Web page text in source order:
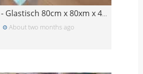
Couchtisch - Glastisch 80cm x 80xm x 45cm
About two months ago